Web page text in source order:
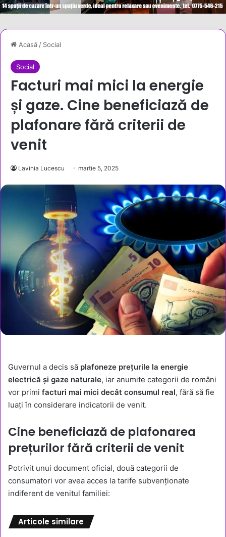
Acasă/ Social
Social
Facturi mai mici la energie
și gaze. Cine beneficiază de
plafonare fără criterii de
venit
Lavinia Lucescu martie 5, 2025
Guvernul a decis să plafoneze prețurile la energie
electrică și gaze naturale, iar anumite categorii de români
vor primi facturi mai mici decât consumul real, fără să fie
luați în considerare indicatorii de venit.
Cine beneficiază de plafonarea
prețurilor fără criterii de venit
Potrivit unui document oficial, două categorii de
consumatori vor avea acces la tarife subvenționate
indiferent de venitul familiei:
Articole similare